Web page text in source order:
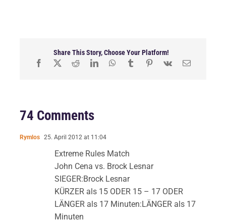
Share This Story, Choose Your Platform!
74 Comments
Rymlos 25. April 2012 at 11:04
Extreme Rules Match
John Cena vs. Brock Lesnar
SIEGER:Brock Lesnar
KÜRZER als 15 ODER 15 – 17 ODER
LÄNGER als 17 Minuten:LÄNGER als 17
Minuten